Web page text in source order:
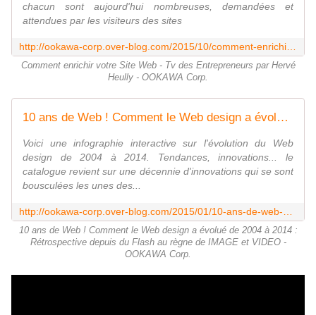
chacun sont aujourd'hui nombreuses, demandées et
attendues par les visiteurs des sites
Comment enrichir votre Site Web - Tv des Entrepreneurs par Hervé
Heully - OOKAWA Corp.
10 ans de Web ! Comment le Web design a évolué de 2004 à 2014 : Rétrospective depuis du Flash au règne de IMAGE et VIDEO - OOKAWA Corp.
Voici une infographie interactive sur l'évolution du Web
design de 2004 à 2014. Tendances, innovations... le
catalogue revient sur une décennie d'innovations qui se sont
bousculées les unes des...
10 ans de Web ! Comment le Web design a évolué de 2004 à 2014 :
Rétrospective depuis du Flash au règne de IMAGE et VIDEO -
OOKAWA Corp.